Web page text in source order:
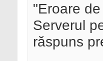
"Eroare
Serverul
răspuns